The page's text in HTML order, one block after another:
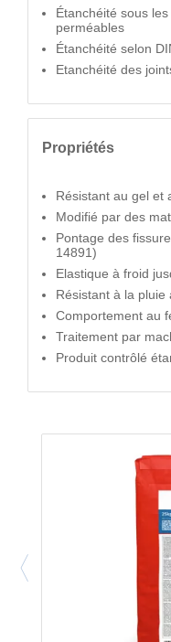
Étanchéité sous
perméables
Étanchéité selon
Etanchéité des
Propriétés
Résistant au gel et
Modifié par des
Pontage des
14891)
Elastique à froid
Résistant à la pluie
Comportement au
Traitement par
Produit contrôlé